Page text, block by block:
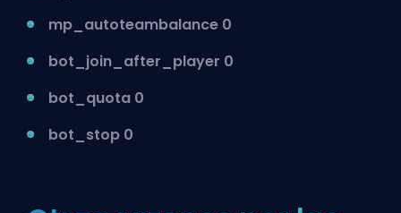
mp_autoteambalance 0
bot_join_after_player 0
bot_quota 0
bot_stop 0